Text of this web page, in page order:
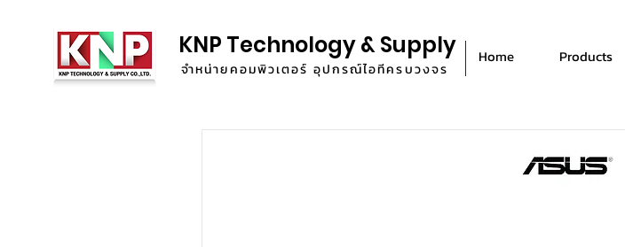
KNP Technology & Supply
จำหน่ายคอมพิวเตอร์ อุปกรณ์ไอทีครบวงจร
Home Products